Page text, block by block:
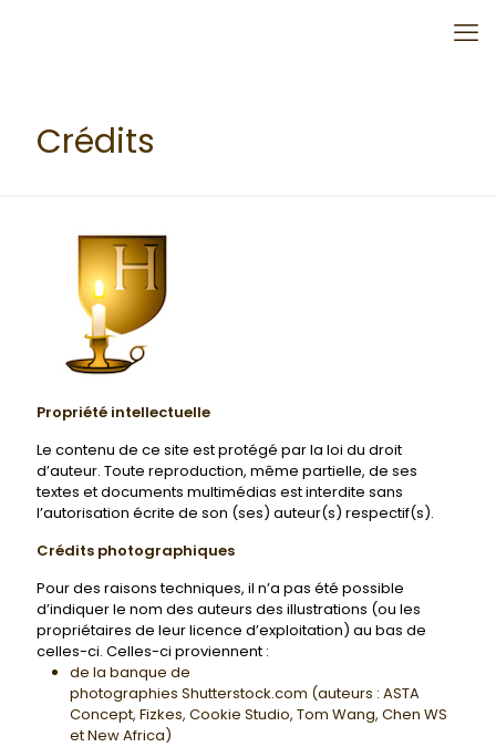
Crédits
Propriété intellectuelle
Le contenu de ce site est protégé par la loi du droit
d’auteur. Toute reproduction, même partielle, de ses
textes et documents multimédias est interdite sans
l’autorisation écrite de son (ses) auteur(s) respectif(s).
Crédits photographiques
Pour des raisons techniques, il n’a pas été possible
d’indiquer le nom des auteurs des illustrations (ou les
propriétaires de leur licence d’exploitation) au bas de
celles-ci. Celles-ci proviennent :
de la banque de
photographies Shutterstock.com (auteurs : ASTA
Concept, Fizkes, Cookie Studio, Tom Wang, Chen WS
et New Africa)